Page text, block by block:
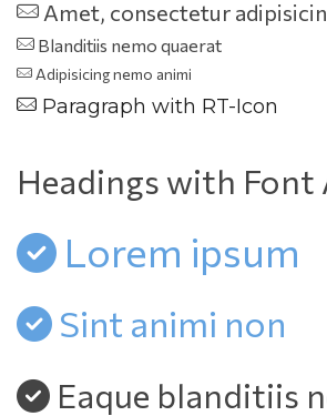
Amet, consectetur
Blanditiis nemo quaerat
Adipisicing nemo animi
Paragraph with RT-Icon
Headings with Font
Lorem ipsum
Sint animi non
Eaque blanditiis